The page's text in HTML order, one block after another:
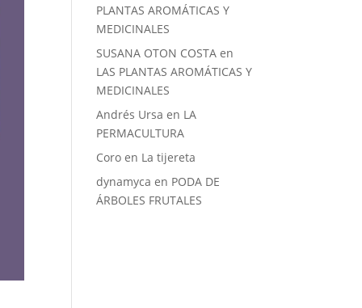
PLANTAS AROMÁTICAS Y
MEDICINALES
SUSANA OTON COSTA en
LAS PLANTAS AROMÁTICAS Y
MEDICINALES
Andrés Ursa en LA
PERMACULTURA
Coro en La tijereta
dynamyca en PODA DE
ÁRBOLES FRUTALES